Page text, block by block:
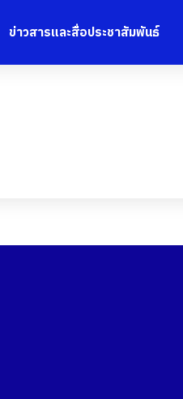
ข่าวสารและสื่อประชาสัมพันธ์